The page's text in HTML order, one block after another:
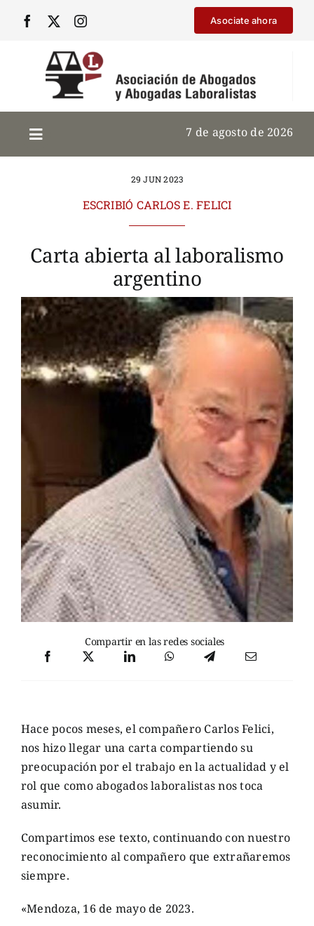
Asociate ahora
7 de agosto de 2026
29 JUN 2023
ESCRIBIÓ CARLOS E. FELICI
Carta abierta al laboralismo
argentino
Compartir en las redes sociales
Hace pocos meses, el compañero Carlos Felici,
nos hizo llegar una carta compartiendo su
preocupación por el trabajo en la actualidad y el
rol que como abogados laboralistas nos toca
asumir.
Compartimos ese texto, continuando con nuestro
reconocimiento al compañero que extrañaremos
siempre.
«Mendoza, 16 de mayo de 2023.